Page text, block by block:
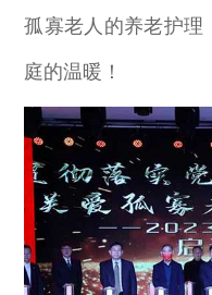
孤寡老人的养老护理
庭的温暖！